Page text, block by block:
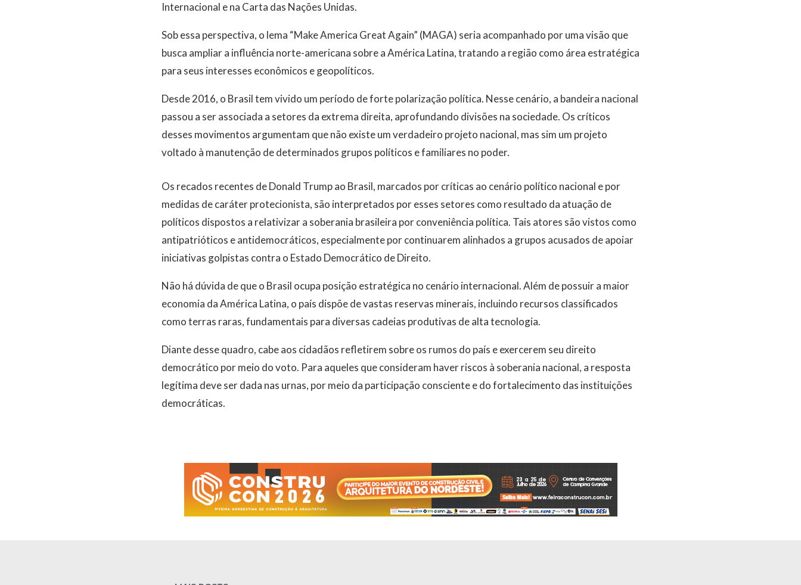
Internacional e na Carta das Nações Unidas.
Sob essa perspectiva, o lema “Make America Great Again” (MAGA) seria acompanhado por uma visão que
busca ampliar a influência norte-americana sobre a América Latina, tratando a região como área estratégica
para seus interesses econômicos e geopolíticos.
Desde 2016, o Brasil tem vivido um período de forte polarização política. Nesse cenário, a bandeira nacional
passou a ser associada a setores da extrema direita, aprofundando divisões na sociedade. Os críticos
desses movimentos argumentam que não existe um verdadeiro projeto nacional, mas sim um projeto
voltado à manutenção de determinados grupos políticos e familiares no poder.
Os recados recentes de Donald Trump ao Brasil, marcados por críticas ao cenário político nacional e por
medidas de caráter protecionista, são interpretados por esses setores como resultado da atuação de
políticos dispostos a relativizar a soberania brasileira por conveniência política. Tais atores são vistos como
antipatrióticos e antidemocráticos, especialmente por continuarem alinhados a grupos acusados de apoiar
iniciativas golpistas contra o Estado Democrático de Direito.
Não há dúvida de que o Brasil ocupa posição estratégica no cenário internacional. Além de possuir a maior
economia da América Latina, o país dispõe de vastas reservas minerais, incluindo recursos classificados
como terras raras, fundamentais para diversas cadeias produtivas de alta tecnologia.
Diante desse quadro, cabe aos cidadãos refletirem sobre os rumos do país e exercerem seu direito
democrático por meio do voto. Para aqueles que consideram haver riscos à soberania nacional, a resposta
legítima deve ser dada nas urnas, por meio da participação consciente e do fortalecimento das instituições
democráticas.